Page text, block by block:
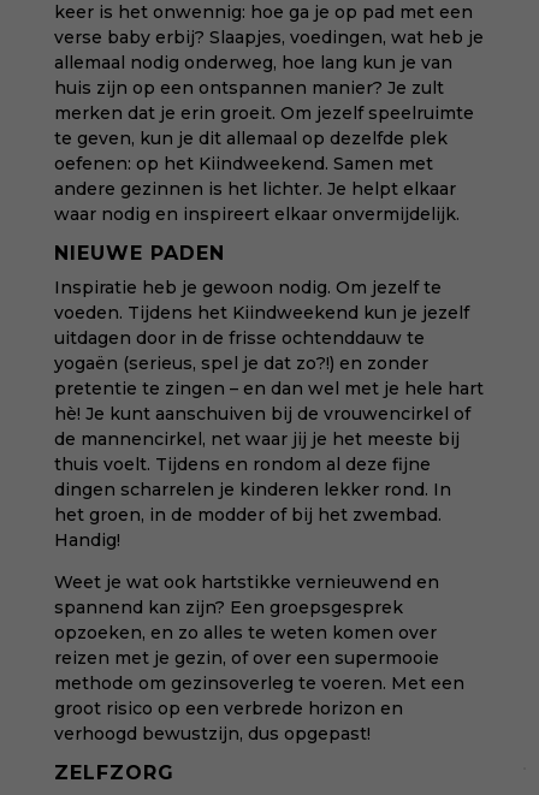
keer is het onwennig: hoe ga je op pad met een
verse baby erbij? Slaapjes, voedingen, wat heb je
allemaal nodig onderweg, hoe lang kun je van
huis zijn op een ontspannen manier? Je zult
merken dat je erin groeit. Om jezelf speelruimte
te geven, kun je dit allemaal op dezelfde plek
oefenen: op het Kiindweekend. Samen met
andere gezinnen is het lichter. Je helpt elkaar
waar nodig en inspireert elkaar onvermijdelijk.
NIEUWE PADEN
Inspiratie heb je gewoon nodig. Om jezelf te
voeden. Tijdens het Kiindweekend kun je jezelf
uitdagen door in de frisse ochtenddauw te
yogaën (serieus, spel je dat zo?!) en zonder
pretentie te zingen – en dan wel met je hele hart
hè! Je kunt aanschuiven bij de vrouwencirkel of
de mannencirkel, net waar jij je het meeste bij
thuis voelt. Tijdens en rondom al deze fijne
dingen scharrelen je kinderen lekker rond. In
het groen, in de modder of bij het zwembad.
Handig!
Weet je wat ook hartstikke vernieuwend en
spannend kan zijn? Een groepsgesprek
opzoeken, en zo alles te weten komen over
reizen met je gezin, of over een supermooie
methode om gezinsoverleg te voeren. Met een
groot risico op een verbrede horizon en
verhoogd bewustzijn, dus opgepast!
ZELFZORG